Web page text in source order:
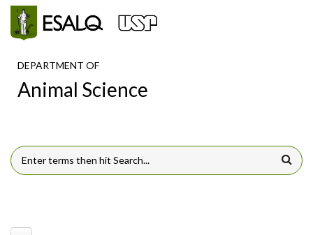
Skip to main content
DEPARTMENT OF
Animal Science
SEARCH FORM